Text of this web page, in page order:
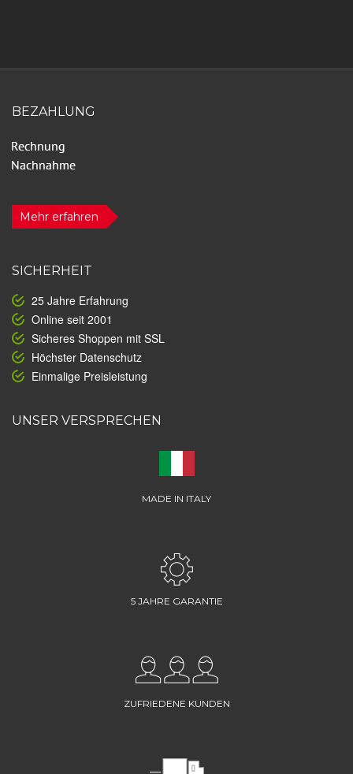
BEZAHLUNG
Mehr erfahren
SICHERHEIT
25 Jahre Erfahrung
Online seit 2001
Sicheres Shoppen mit SSL
Höchster Datenschutz
Einmalige Preisleistung
UNSER VERSPRECHEN
MADE IN ITALY
5 JAHRE GARANTIE
ZUFRIEDENE KUNDEN